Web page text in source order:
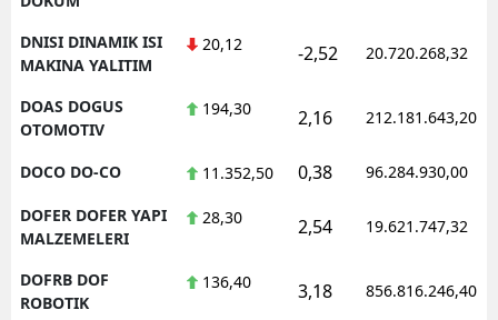
DNISI DINAMIK ISI
MAKINA YALITIM
20,12 -2,52 20.720.268,32
DOAS DOGUS
OTOMOTIV
194,30 2,16 212.181.643,20
DOCO DO-CO 11.352,50 0,38 96.284.930,00
DOFER DOFER YAPI
MALZEMELERI
28,30 2,54 19.621.747,32
DOFRB DOF
ROBOTIK
136,40 3,18 856.816.246,40